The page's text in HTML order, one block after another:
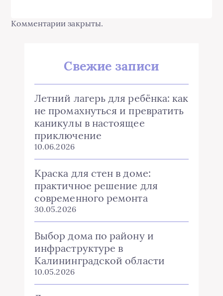
Комментарии закрыты.
Свежие записи
Летний лагерь для ребёнка: как
не промахнуться и превратить
каникулы в настоящее
приключение
10.06.2026
Краска для стен в доме:
практичное решение для
современного ремонта
30.05.2026
Выбор дома по району и
инфраструктуре в
Калининградской области
10.05.2026